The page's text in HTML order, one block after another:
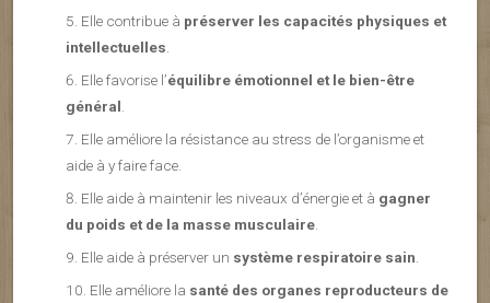
Elle contribue à préserver les capacités physiques et
intellectuelles
Elle favorise l’équilibre émotionnel et le bien-être
général
Elle améliore la résistance au stress de l’organisme et
aide à y faire face.
Elle aide à maintenir les niveaux d’énergie et à gagner
du poids et de la masse musculaire
Elle aide à préserver un système respiratoire sain
Elle améliore la santé des organes reproducteurs de